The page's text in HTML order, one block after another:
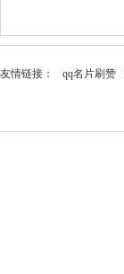
友情链接： qq名片刷赞